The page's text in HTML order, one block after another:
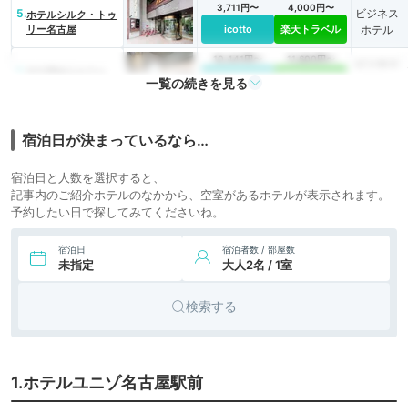
5.ホテルシルク・トゥ
リー名古屋
3,711円〜
icotto
4,000円〜
楽天トラベル
ビジネス
ホテル
10,441円〜
icotto
11,600円〜
一覧の続きを見る
宿泊日が決まっているなら…
宿泊日と人数を選択すると、
記事内のご紹介ホテルのなかから、空室があるホテルが表示されます。
予約したい日で探してみてくださいね。
宿泊日
未指定
宿泊者数 / 部屋数
大人2名 / 1室
検索する
1.ホテルユニゾ名古屋駅前